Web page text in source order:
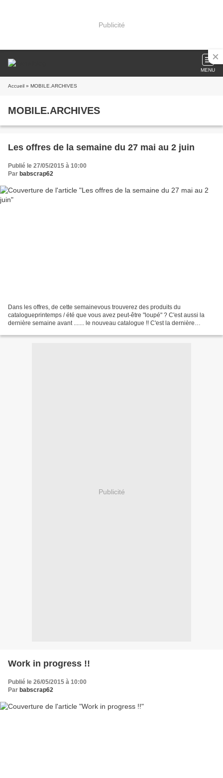
Publicité
MENU
Accueil » MOBILE.ARCHIVES
MOBILE.ARCHIVES
Les offres de la semaine du 27 mai au 2 juin
Publié le 27/05/2015 à 10:00
Par babscrap62
Dans les offres, de cette semainevous trouverez des produits du
catalogueprintemps / été que vous avez peut-être "loupé" ? C'est aussi la
dernière semaine avant ....... le nouveau catalogue !! C'est la dernière
Publicité
Work in progress !!
Publié le 26/05/2015 à 10:00
Par babscrap62